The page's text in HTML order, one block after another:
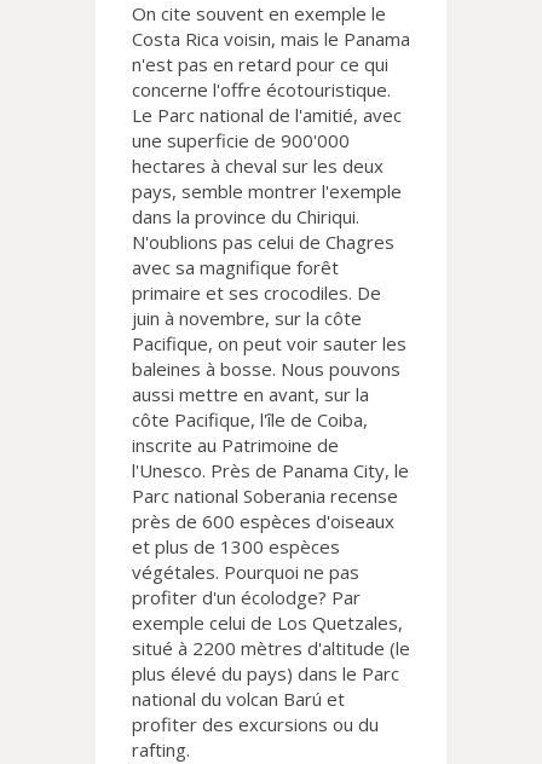
On cite souvent en exemple le
Costa Rica voisin, mais le Panama
n'est pas en retard pour ce qui
concerne l'offre écotouristique.
Le Parc national de l'amitié, avec
une superficie de 900'000
hectares à cheval sur les deux
pays, semble montrer l'exemple
dans la province du Chiriqui.
N'oublions pas celui de Chagres
avec sa magnifique forêt
primaire et ses crocodiles. De
juin à novembre, sur la côte
Pacifique, on peut voir sauter les
baleines à bosse. Nous pouvons
aussi mettre en avant, sur la
côte Pacifique, l'île de Coiba,
inscrite au Patrimoine de
l'Unesco. Près de Panama City, le
Parc national Soberania recense
près de 600 espèces d'oiseaux
et plus de 1300 espèces
végétales. Pourquoi ne pas
profiter d'un écolodge? Par
exemple celui de Los Quetzales,
situé à 2200 mètres d'altitude (le
plus élevé du pays) dans le Parc
national du volcan Barú et
profiter des excursions ou du
rafting.